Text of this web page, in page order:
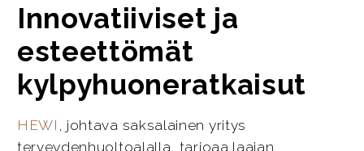
Innovatiiviset ja
esteettömät
kylpyhuoneratkaisut
HEWI , johtava saksalainen yritys
terveydenhuoltoalalla, tarjoaa laajan